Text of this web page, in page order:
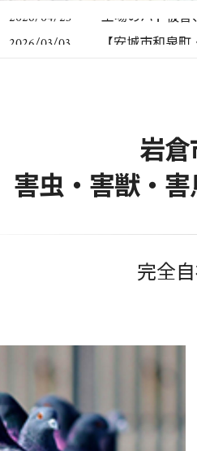
2026/04/23
【安城市和泉町
工場のハト被
岩倉
害虫・害獣・害
完全